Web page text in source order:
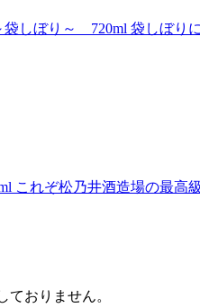
しぼり～ 720ml 袋しぼり
これぞ松乃井酒造場の最高
ておりません。